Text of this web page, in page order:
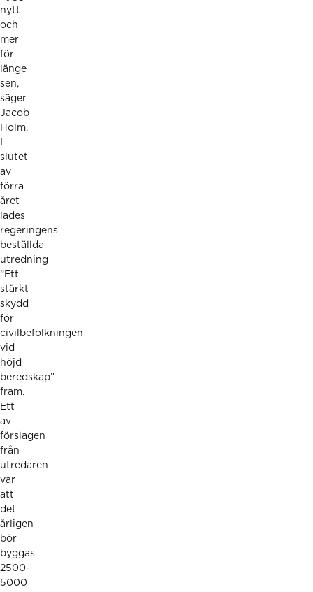
nytt
och
mer
för
länge
sen,
säger
Jacob
Holm.
slutet
av
förra
året
lades
regeringens
beställda
utredning
”Ett
stärkt
skydd
för
civilbefolkningen
vid
höjd
beredskap”
fram.
Ett
av
förslagen
från
utredaren
var
att
det
årligen
bör
byggas
2500-
5000